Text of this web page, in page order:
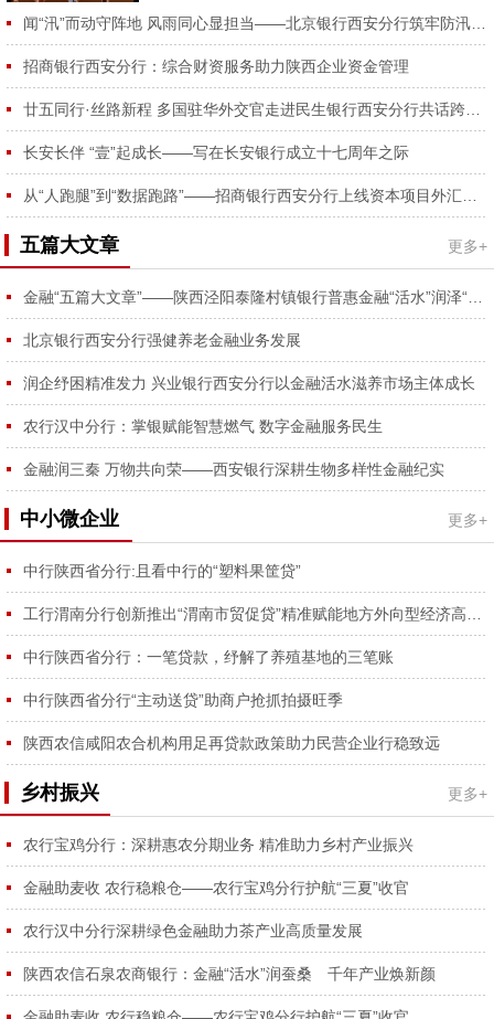
志社为亲子家庭特别打造的主题活动，旨在以精彩地理内
容...
招商银行西安分行：综合财资服务助力陕西企业资金管理
长安长伴 “壹”起成长——写在长安银行成立十七周年之际
五篇大文章 更多+
北京银行西安分行强健养老金融业务发展
润企纾困精准发力 兴业银行西安分行以金融活水滋养市场主体成长
农行汉中分行：掌银赋能智慧燃气 数字金融服务民生
金融润三秦 万物共向荣——西安银行深耕生物多样性金融纪实
中小微企业 更多+
中行陕西省分行:且看中行的“塑料果筐贷”
中行陕西省分行：一笔贷款，纾解了养殖基地的三笔账
中行陕西省分行“主动送贷”助商户抢抓拍摄旺季
陕西农信咸阳农合机构用足再贷款政策助力民营企业行稳致远
乡村振兴 更多+
农行宝鸡分行：深耕惠农分期业务 精准助力乡村产业振兴
金融助麦收 农行稳粮仓——农行宝鸡分行护航“三夏”收官
农行汉中分行深耕绿色金融助力茶产业高质量发展
陕西农信石泉农商银行：金融“活水”润蚕桑 千年产业焕新颜